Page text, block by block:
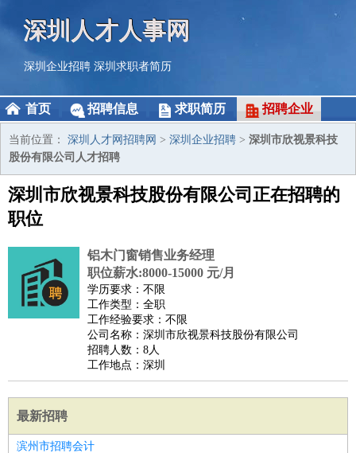
深圳人才人事网
深圳企业招聘 深圳求职者简历
首页 招聘信息 求职简历 招聘企业
当前位置： 深圳人才网招聘网 > 深圳企业招聘 > 深圳市欣视景科技
股份有限公司人才招聘
深圳市欣视景科技股份有限公司正在招聘的
职位
铝木门窗销售业务经理
职位薪水:8000-15000 元/月
学历要求：不限
工作类型：全职
工作经验要求：不限
公司名称：深圳市欣视景科技股份有限公司
招聘人数：8人
工作地点：深圳
最新招聘
滨州市招聘会计